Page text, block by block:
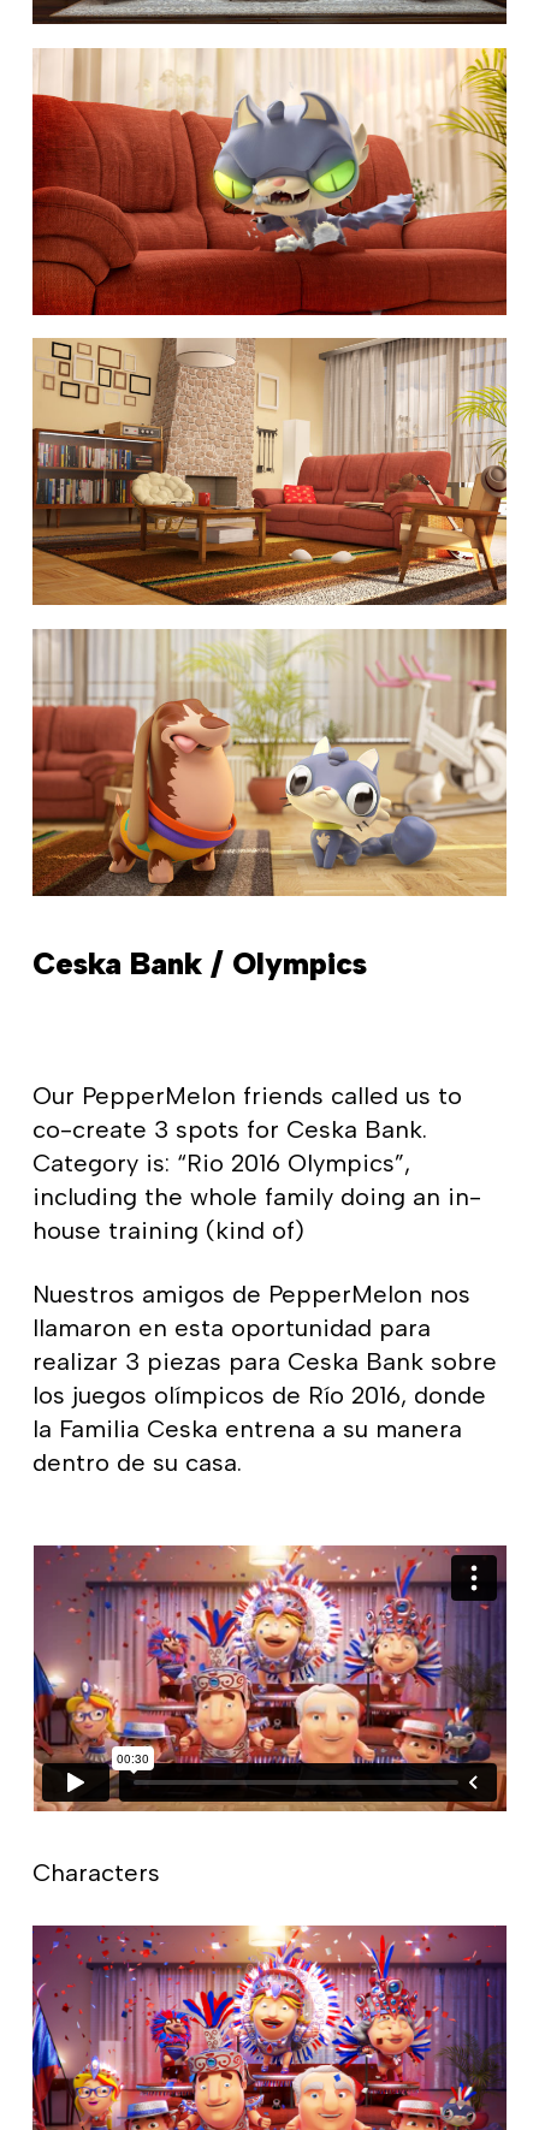
Ceska Bank / Olympics
Our PepperMelon friends called us to
co-create 3 spots for Ceska Bank.
Category is: “Rio 2016 Olympics”,
including the whole family doing an in-
house training (kind of)
Nuestros amigos de PepperMelon nos
llamaron en esta oportunidad para
realizar 3 piezas para Ceska Bank sobre
los juegos olímpicos de Río 2016, donde
la Familia Ceska entrena a su manera
dentro de su casa.
Characters